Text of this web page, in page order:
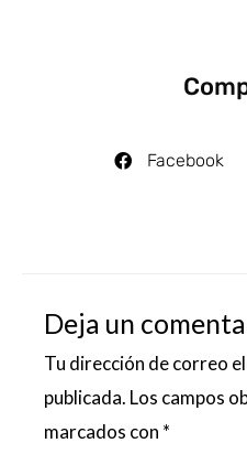
Facebook
Deja un
Tu dirección de correo
publicada. Los campos
marcados con *